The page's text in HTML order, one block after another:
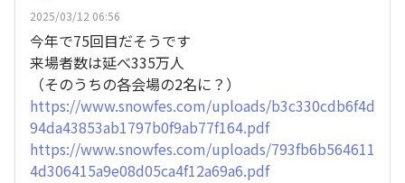
2025/03/12 06:56
今年で75回目だそうです
来場者数は延べ335万人
（そのうちの各会場の2名に？）
https://www.snowfes.com/uploads/b3c330cdb6f4d
94da43853ab1797b0f9ab77f164.pdf
https://www.snowfes.com/uploads/793fb6b564611
4d306415a9e08d05ca4f12a69a6.pdf